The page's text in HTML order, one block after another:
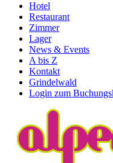
Hotel
Restaurant
Zimmer
Lager
News & Events
A bis Z
Kontakt
Grindelwald
Login zum